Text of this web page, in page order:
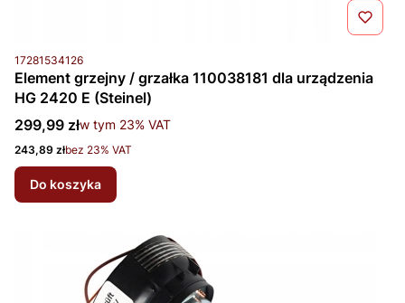
Kod produktu
17281534126
Element grzejny / grzałka 110038181 dla urządzenia
HG 2420 E (Steinel)
Cena brutto
299,99 złw tym %s VAT
w tym 23% VAT
Cena netto
243,89 złbez 23% VAT
Do koszyka